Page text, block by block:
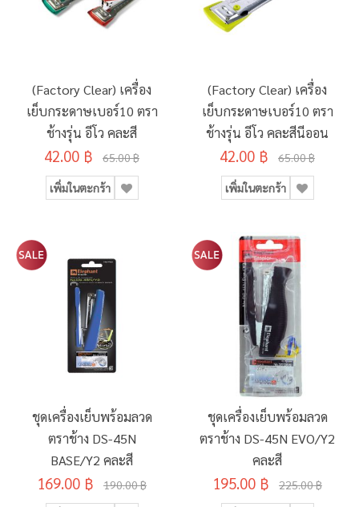
(Factory Clear) เครื่อง
เย็บกระดาษเบอร์10 ตรา
ช้างรุ่น อีโว คละสี
42.00 ฿ 65.00 ฿
เพิ่มในตะกร้า
(Factory Clear) เครื่อง
เย็บกระดาษเบอร์10 ตรา
ช้างรุ่น อีโว คละสีนีออน
42.00 ฿ 65.00 ฿
เพิ่มในตะกร้า
ชุดเครื่องเย็บพร้อมลวด
ตราช้าง DS-45N
BASE/Y2 คละสี
169.00 ฿ 190.00 ฿
ชุดเครื่องเย็บพร้อมลวด
ตราช้าง DS-45N EVO/Y2
คละสี
195.00 ฿ 225.00 ฿